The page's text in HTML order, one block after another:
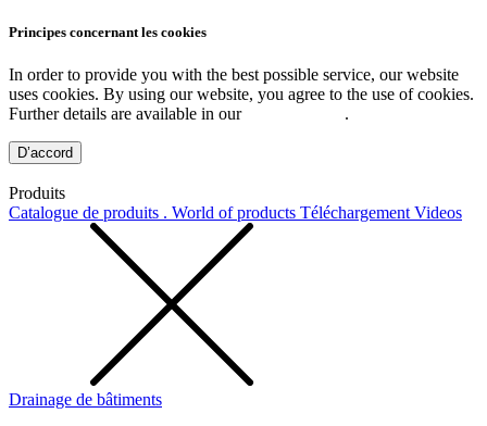
Principes concernant les cookies
In order to provide you with the best possible service, our website
uses cookies. By using our website, you agree to the use of cookies.
Further details are available in our
.
D’accord
Produits
Catalogue de produits . World of products Téléchargement Videos
Drainage de bâtiments